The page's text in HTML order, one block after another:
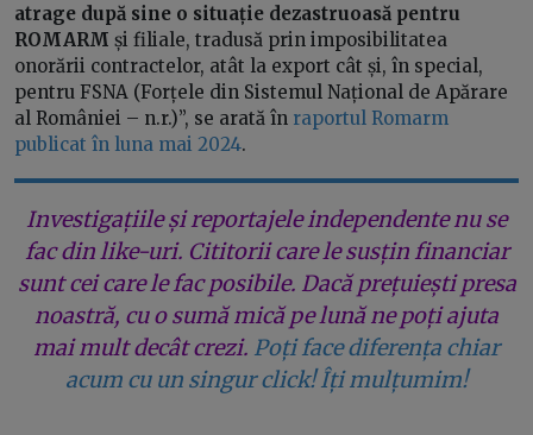
atrage după sine o situație dezastruoasă pentru
ROMARM și filiale, tradusă prin imposibilitatea
onorării contractelor, atât la export cât și, în special,
pentru FSNA (Forțele din Sistemul Național de Apărare
al României – n.r.)”, se arată în raportul Romarm
publicat în luna mai 2024.
Investigațiile și reportajele independente nu se
fac din like-uri. Cititorii care le susțin financiar
sunt cei care le fac posibile. Dacă prețuiești presa
noastră, cu o sumă mică pe lună ne poți ajuta
mai mult decât crezi. Poți face diferența chiar
acum cu un singur click! Îți mulțumim!